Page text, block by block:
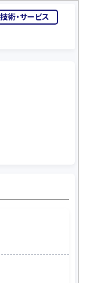
術・サービス